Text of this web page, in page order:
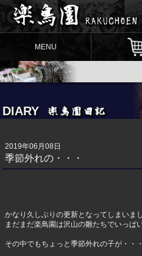
MENU
DIARY
2019年06月08日
季節外れの・・・
かなり久しぶりの更新となってしまいま
まだまだ楽鳥園は沢山の雛たちでいっぱ
その中でもちょっと季節外れの子が・・・